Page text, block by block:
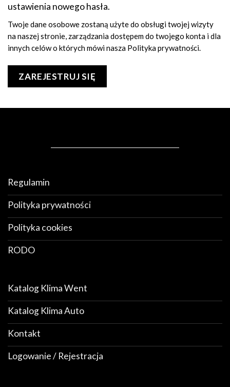
ustawienia nowego hasła.
Twoje dane osobowe zostaną użyte do obsługi twojej wizyty
na naszej stronie, zarządzania dostępem do twojego konta i dla
innych celów o których mówi nasza Polityka prywatności.
ZAREJESTRUJ SIĘ
Regulamin
Polityka prywatności
Polityka cookies
RODO
Katalog Klima Went
Katalog Klima Auto
Kontakt
Logowanie / Rejestracja